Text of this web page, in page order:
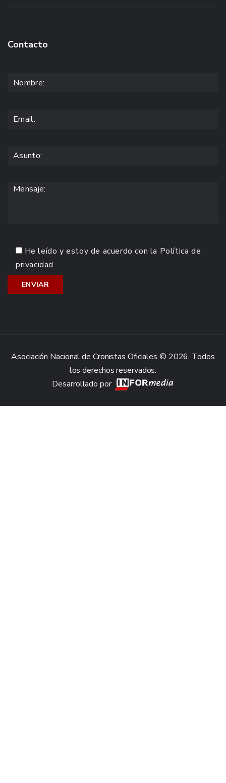
Contacto
He leído y estoy de acuerdo con la Política de
privacidad
Asociación Nacional de Cronistas Oficiales © 2026. Todos
los derechos reservados.
Desarrollado por